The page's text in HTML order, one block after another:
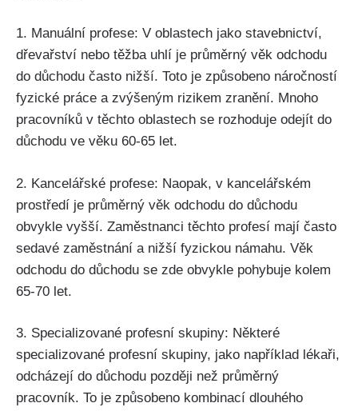
1. Manuální profese: V oblastech jako stavebnictví,
dřevařství nebo těžba uhlí je průměrný věk odchodu
do důchodu často nižší. Toto je způsobeno náročností
fyzické práce a zvýšeným rizikem zranění. Mnoho
pracovníků v těchto oblastech se rozhoduje odejít do
důchodu ve věku 60-65 let.
2. Kancelářské profese: Naopak, v kancelářském
prostředí je průměrný věk odchodu do důchodu
obvykle vyšší. Zaměstnanci těchto profesí mají často
sedavé zaměstnání a nižší fyzickou námahu. Věk
odchodu do důchodu se zde obvykle pohybuje kolem
65-70 let.
3. Specializované profesní skupiny: Některé
specializované profesní skupiny, jako například lékaři,
odcházejí do důchodu později než průměrný
pracovník. To je způsobeno kombinací dlouhého